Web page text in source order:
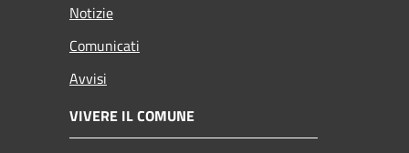
Notizie
Comunicati
Avvisi
VIVERE IL COMUNE